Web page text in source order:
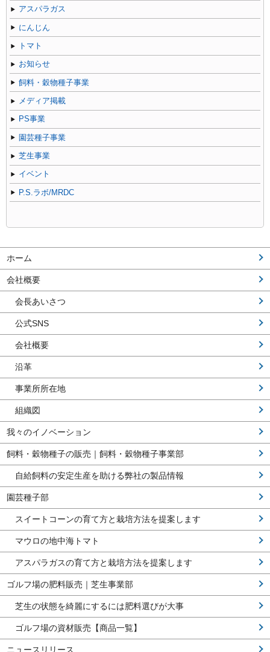
アスパラガス
にんじん
トマト
お知らせ
飼料・穀物種子事業
メディア掲載
PS事業
園芸種子事業
芝生事業
イベント
P.S.ラボ/MRDC
ホーム
会社概要
会長あいさつ
公式SNS
会社概要
沿革
事業所所在地
組織図
我々のイノベーション
飼料・穀物種子の販売｜飼料・穀物種子事業部
自給飼料の安定生産を助ける弊社の製品情報
園芸種子部
スイートコーンの育て方と栽培方法を提案します
マウロの地中海トマト
アスパラガスの育て方と栽培方法を提案します
ゴルフ場の肥料販売｜芝生事業部
芝生の状態を綺麗にするには肥料選びが大事
ゴルフ場の資材販売【商品一覧】
ニュースリリース